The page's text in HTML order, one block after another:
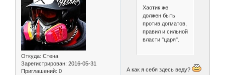
Откуда: Стена
Зарегистрирован: 2016-05-31
Приглашений: 0
Хаотик же
должен быть
против догматов,
правил и сильной
власти "царя".
А как я себя здесь веду?